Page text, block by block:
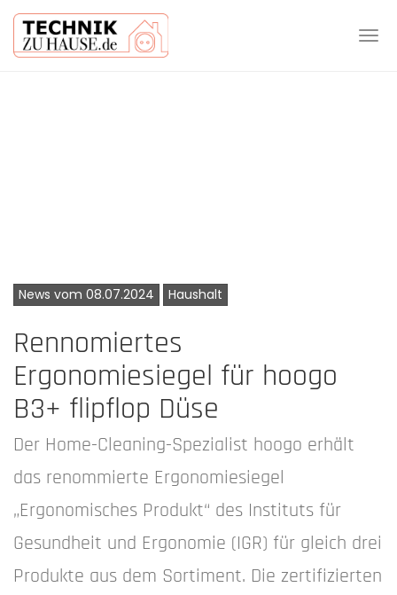
News vom 08.07.2024 Haushalt
Rennomiertes
Ergonomiesiegel für hoogo
B3+ flipflop Düse
Der Home-Cleaning-Spezialist hoogo erhält
das renommierte Ergonomiesiegel
„Ergonomisches Produkt“ des Instituts für
Gesundheit und Ergonomie (IGR) für gleich drei
Produkte aus dem Sortiment. Die zertifizierten